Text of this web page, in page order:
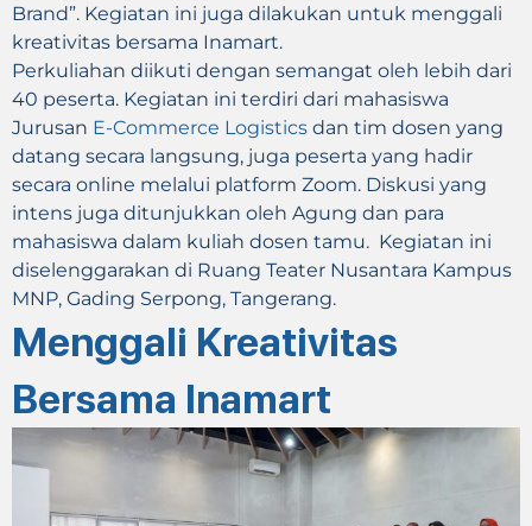
Brand”. Kegiatan ini juga dilakukan untuk menggali
kreativitas bersama Inamart.
Perkuliahan diikuti dengan semangat oleh lebih dari
40 peserta. Kegiatan ini terdiri dari mahasiswa
Jurusan E-Commerce Logistics dan tim dosen yang
datang secara langsung, juga peserta yang hadir
secara online melalui platform Zoom. Diskusi yang
intens juga ditunjukkan oleh Agung dan para
mahasiswa dalam kuliah dosen tamu. Kegiatan ini
diselenggarakan di Ruang Teater Nusantara Kampus
MNP, Gading Serpong, Tangerang.
Menggali Kreativitas
Bersama Inamart